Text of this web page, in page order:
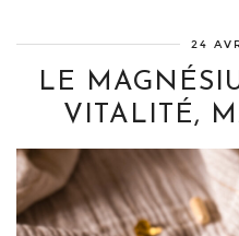
24
LE
VITALITÉ,